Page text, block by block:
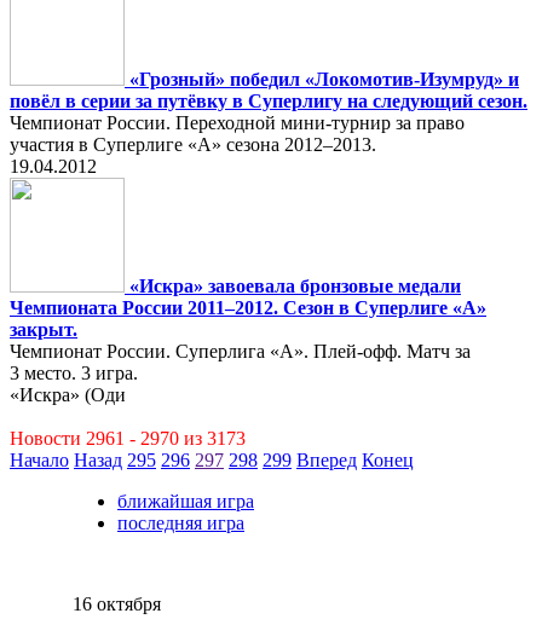
«Грозный» победил «Локомотив-Изумруд» и
повёл в серии за путёвку в Суперлигу на следующий сезон.
Чемпионат России. Переходной мини-турнир за право
участия в Суперлиге «А» сезона 2012–2013.
19.04.2012
«Искра» завоевала бронзовые медали
Чемпионата России 2011–2012. Сезон в Суперлиге «А»
закрыт.
Чемпионат России. Суперлига «А». Плей-офф. Матч за
3 место. 3 игра.
«Искра» (Оди
Новости 2961 - 2970 из 3173
Начало Назад 295 296 297 298 299 Вперед Конец
ближайшая игра
последняя игра
16 октября